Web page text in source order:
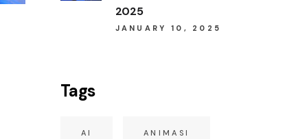
2025
JANUARY 10, 2025
Tags
AI ANIMASI